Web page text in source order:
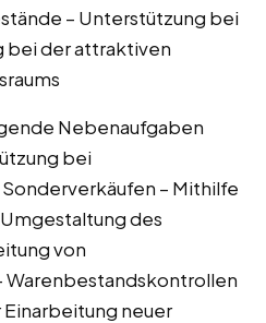
– Unterstützung bei
bei der attraktiven
Nebenaufgaben
bei
– Mithilfe
des
von
Warenbestandskontrollen
neuer